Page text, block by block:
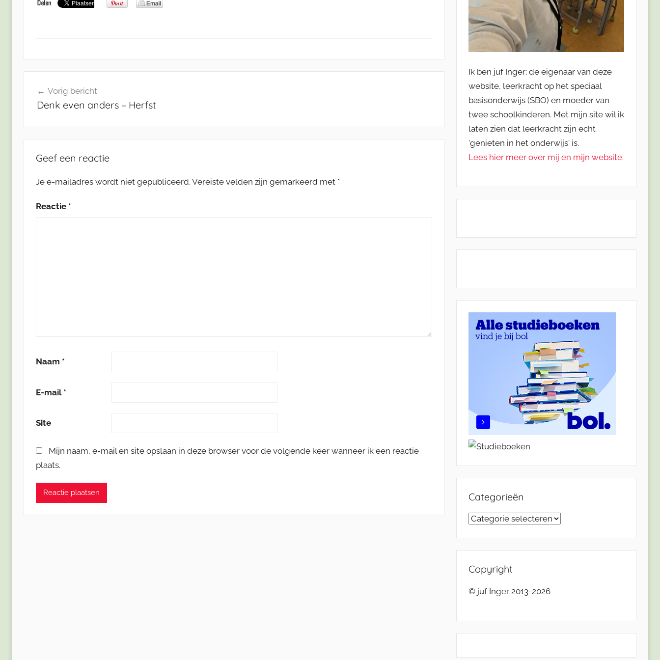
navigatie
Vorig bericht
Denk even anders – Herfst
Geef een reactie
Je e-mailadres wordt niet gepubliceerd. Vereiste velden zijn gemarkeerd met *
Reactie *
Naam *
E-mail *
Site
Mijn naam, e-mail en site opslaan in deze browser voor de volgende keer wanneer ik een reactie
plaats.
Ik ben juf Inger; de eigenaar van deze
website, leerkracht op het speciaal
basisonderwijs (SBO) en moeder van
twee schoolkinderen. Met mijn site wil ik
laten zien dat leerkracht zijn echt
'genieten in het onderwijs' is.
Lees hier meer over mij en mijn website.
Categorieën
Categorieën
Copyright
© juf Inger 2013-2026